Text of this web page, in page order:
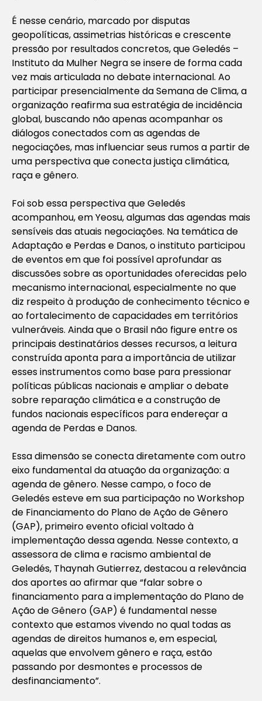
É nesse cenário, marcado por disputas
geopolíticas, assimetrias históricas e crescente
pressão por resultados concretos, que Geledés –
Instituto da Mulher Negra se insere de forma cada
vez mais articulada no debate internacional. Ao
participar presencialmente da Semana de Clima, a
organização reafirma sua estratégia de incidência
global, buscando não apenas acompanhar os
diálogos conectados com as agendas de
negociações, mas influenciar seus rumos a partir de
uma perspectiva que conecta justiça climática,
raça e gênero.
Foi sob essa perspectiva que Geledés
acompanhou, em Yeosu, algumas das agendas mais
sensíveis das atuais negociações. Na temática de
Adaptação e Perdas e Danos, o instituto participou
de eventos em que foi possível aprofundar as
discussões sobre as oportunidades oferecidas pelo
mecanismo internacional, especialmente no que
diz respeito à produção de conhecimento técnico e
ao fortalecimento de capacidades em territórios
vulneráveis. Ainda que o Brasil não figure entre os
principais destinatários desses recursos, a leitura
construída aponta para a importância de utilizar
esses instrumentos como base para pressionar
políticas públicas nacionais e ampliar o debate
sobre reparação climática e a construção de
fundos nacionais específicos para endereçar a
agenda de Perdas e Danos.
Essa dimensão se conecta diretamente com outro
eixo fundamental da atuação da organização: a
agenda de gênero. Nesse campo, o foco de
Geledés esteve em sua participação no Workshop
de Financiamento do Plano de Ação de Gênero
(GAP), primeiro evento oficial voltado à
implementação dessa agenda. Nesse contexto, a
assessora de clima e racismo ambiental de
Geledés, Thaynah Gutierrez, destacou a relevância
dos aportes ao afirmar que “falar sobre o
financiamento para a implementação do Plano de
Ação de Gênero (GAP) é fundamental nesse
contexto que estamos vivendo no qual todas as
agendas de direitos humanos e, em especial,
aquelas que envolvem gênero e raça, estão
passando por desmontes e processos de
desfinanciamento”.